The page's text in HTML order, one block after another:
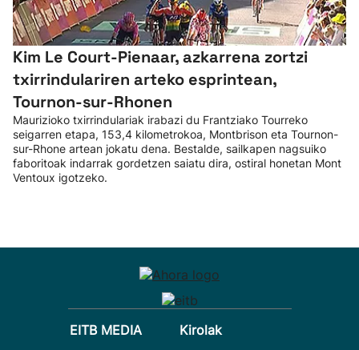
Kim Le Court-Pienaar, azkarrena zortzi
txirrindulariren arteko esprintean,
Tournon-sur-Rhonen
Maurizioko txirrindulariak irabazi du Frantziako Tourreko
seigarren etapa, 153,4 kilometrokoa, Montbrison eta Tournon-
sur-Rhone artean jokatu dena. Bestalde, sailkapen nagsuiko
faboritoak indarrak gordetzen saiatu dira, ostiral honetan Mont
Ventoux igotzeko.
EITB MEDIA
Kirolak